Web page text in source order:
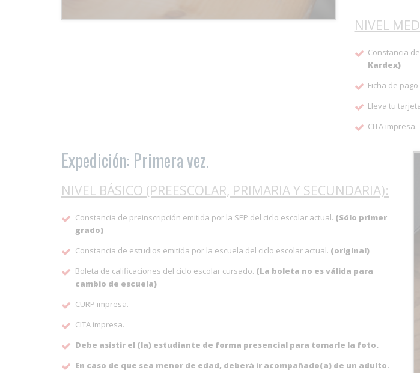
NIVEL
Constancia
Kardex)
Ficha de
Lleva tu
CITA impresa.
Expedición: Primera vez.
NIVEL BÁSICO (PREESCOLAR, PRIMARIA Y SECUNDARIA):
Constancia de preinscripción emitida por la SEP del ciclo escolar actual. (Sólo primer
grado)
Constancia de estudios emitida por la escuela del ciclo escolar actual. (original)
Boleta de calificaciones del ciclo escolar cursado. (La boleta no es válida para
cambio de escuela)
CURP impresa.
CITA impresa.
Debe asistir el (la) estudiante de forma presencial para tomarle la foto.
En caso de que sea menor de edad, deberá ir acompañado(a) de un adulto.